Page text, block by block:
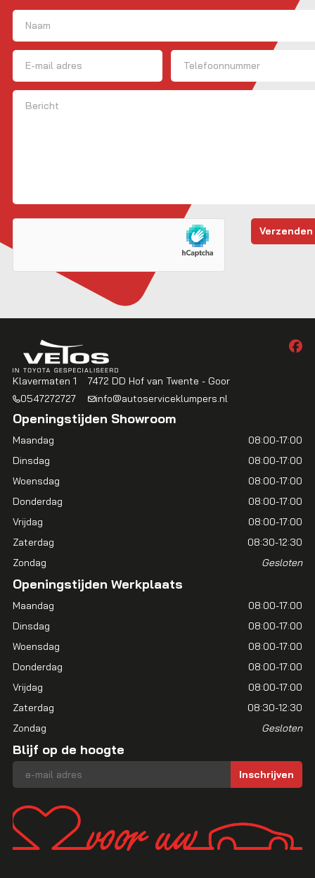
Naam
Voornaam
E-mailadres Telefoon
Bericht
Klavermaten 1
7472 DD Hof van Twente - Goor
0547272727
info@autoserviceklumpers.nl
Openingstijden Showroom
Maandag
08:00-17:00
Dinsdag
08:00-17:00
Woensdag
08:00-17:00
Donderdag
08:00-17:00
Vrijdag
08:00-17:00
Zaterdag
08:30-12:30
Zondag
Gesloten
Openingstijden Werkplaats
Maandag
08:00-17:00
Dinsdag
08:00-17:00
Woensdag
08:00-17:00
Donderdag
08:00-17:00
Vrijdag
08:00-17:00
Zaterdag
08:30-12:30
Zondag
Gesloten
Blijf op de hoogte
E-mailadres